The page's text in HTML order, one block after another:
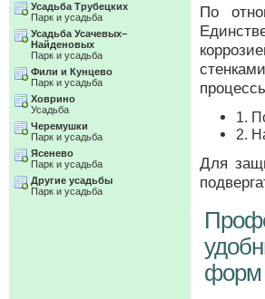
По
1.
2.
Для
форм
Усадьба Трубецких
Парк и усадьба
Усадьба Усачевых–
Найденовых
Парк и усадьба
Фили и Кунцево
Парк и усадьба
Ховрино
Усадьба
Черемушки
Парк и усадьба
Ясенево
Парк и усадьба
Другие усадьбы
Парк и усадьба